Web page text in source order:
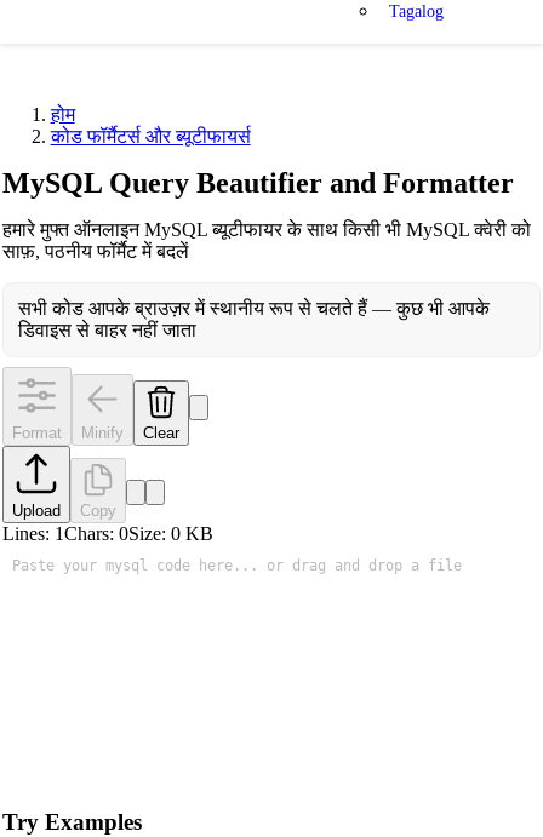
Tagalog
होम
कोड फॉर्मैटर्स और ब्यूटीफायर्स
MySQL Query Beautifier and Formatter
हमारे मुफ्त ऑनलाइन MySQL ब्यूटीफायर के साथ किसी भी MySQL क्वेरी को
साफ़, पठनीय फॉर्मैट में बदलें
सभी कोड आपके ब्राउज़र में स्थानीय रूप से चलते हैं — कुछ भी आपके
डिवाइस से बाहर नहीं जाता
Format Minify Clear
Upload Copy
Lines: 1Chars: 0Size: 0KB
Try Examples